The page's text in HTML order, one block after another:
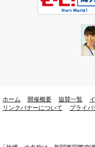
ホーム 開催概要 協賛一覧
リンクバナーについて
プライ